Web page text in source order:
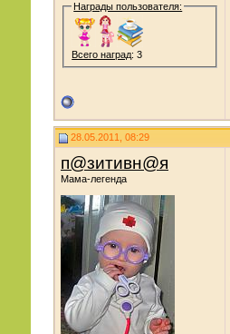
Награды пользователя:
Всего наград: 3
28.05.2011, 08:29
п@зитивн@я
Мама-легенда